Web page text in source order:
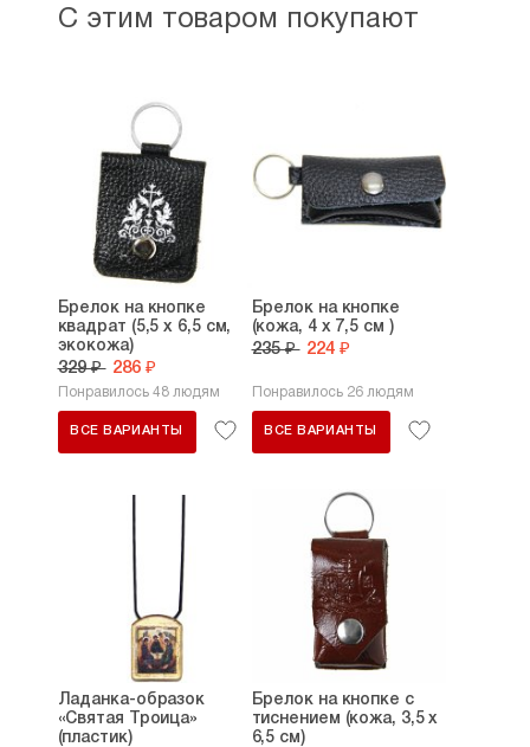
С этим товаром покупают
Брелок на кнопке
квадрат (5,5 х 6,5 см,
экокожа)
329 ₽ 286 ₽
Понравилось 48 людям
ВСЕ ВАРИАНТЫ
Брелок на кнопке
(кожа, 4 х 7,5 см )
235 ₽ 224 ₽
Понравилось 26 людям
ВСЕ ВАРИАНТЫ
Ладанка-образок
«Святая Троица»
(пластик)
Брелок на кнопке с
тиснением (кожа, 3,5 х
6,5 см)